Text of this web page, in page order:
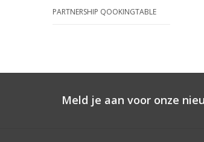
PARTNERSHIP QOOKINGTABLE
Meld je aan voor onze